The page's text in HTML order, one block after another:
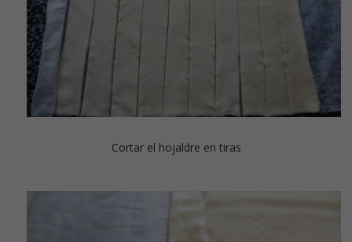
Cortar el hojaldre en tiras